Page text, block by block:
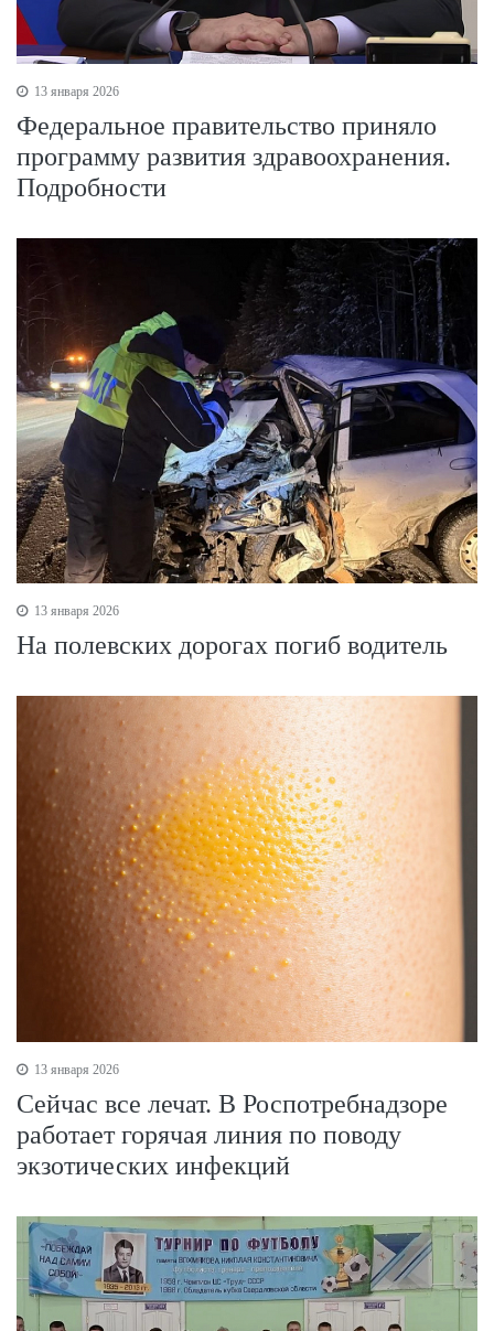
13 января 2026
Федеральное правительство приняло
программу развития здравоохранения.
Подробности
13 января 2026
На полевских дорогах погиб водитель
13 января 2026
Сейчас все лечат. В Роспотребнадзоре
работает горячая линия по поводу
экзотических инфекций